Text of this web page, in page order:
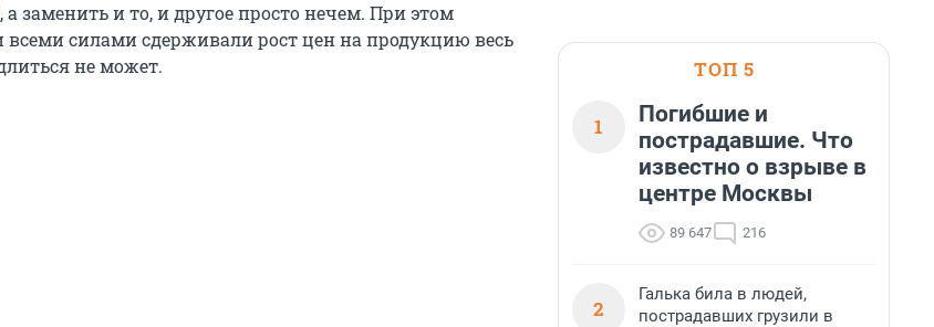
а заменить и то, и другое просто нечем. При этом
всеми силами сдерживали рост цен на продукцию весь
не может.
ТОП 5
1
Погибшие и
пострадавшие. Что
известно о взрыве в
центре Москвы
89 647 216
2
Галька била в людей,
пострадавших грузили в